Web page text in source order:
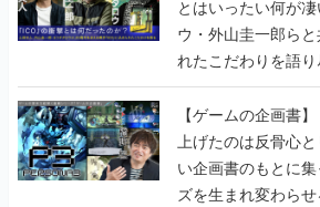
とはいったい何が
ウ・外山圭一郎ら
れたこだわりを語
画書】
【ゲームの企画書
上げたのは反骨心
い企画書のもとに
ズを生まれ変わら